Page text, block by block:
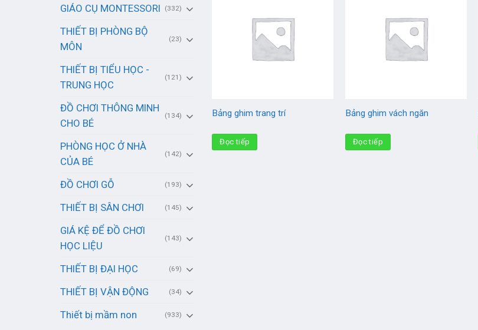
GIÁO CỤ MONTESSORI (332)
THIẾT BỊ PHÒNG BỘ
MÔN
(23)
THIẾT BỊ TIỂU HỌC -
TRUNG HỌC
(121)
ĐỒ CHƠI THÔNG MINH
CHO BÉ
(134)
PHÒNG HỌC Ở NHÀ
CỦA BÉ
(142)
ĐỒ CHƠI GỖ (193)
THIẾT BỊ SÂN CHƠI (145)
GIÁ KỆ ĐỂ ĐỒ CHƠI
HỌC LIỆU
(143)
THIẾT BỊ ĐẠI HỌC (69)
THIẾT BỊ VẬN ĐỘNG (34)
Thiết bị mầm non (933)
Bảng ghim trang trí
Đọc tiếp
Bảng ghim vách ngăn
Đọc tiếp